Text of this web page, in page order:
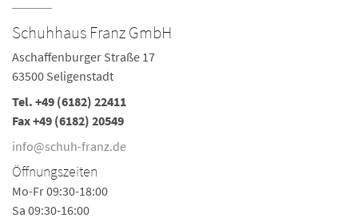
Schuhhaus Franz GmbH
Aschaffenburger Straße 17
63500 Seligenstadt
Tel. +49 (6182) 22411
Fax +49 (6182) 20549
info@schuh-franz.de
Öffnungszeiten
Mo-Fr 09:30-18:00
Sa 09:30-16:00